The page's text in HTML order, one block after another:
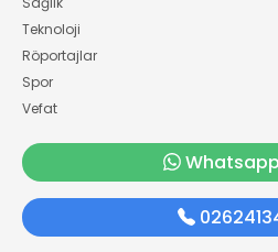
Teknoloji
Röportajlar
Spor
Vefat